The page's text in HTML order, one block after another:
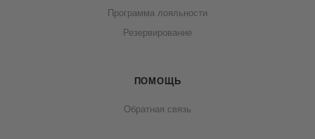
Программа лояльности
Резервирование
ПОМОЩЬ
Обратная связь